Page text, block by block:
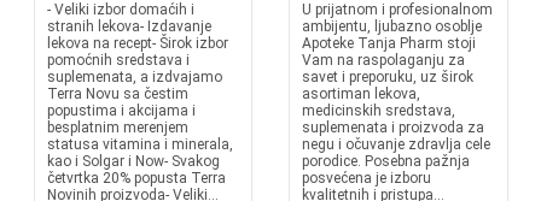
- Veliki izbor domaćih i
stranih lekova- Izdavanje
lekova na recept- Širok izbor
pomoćnih sredstava i
suplemenata, a izdvajamo
Terra Novu sa čestim
popustima i akcijama i
besplatnim merenjem
statusa vitamina i minerala,
kao i Solgar i Now- Svakog
četvrtka 20% popusta Terra
Novinih proizvoda- Veliki...
U prijatnom i profesionalnom
ambijentu, ljubazno osoblje
Apoteke Tanja Pharm stoji
Vam na raspolaganju za
savet i preporuku, uz širok
asortiman lekova,
medicinskih sredstava,
suplemenata i proizvoda za
negu i očuvanje zdravlja cele
porodice. Posebna pažnja
posvećena je izboru
kvalitetnih i pristupa...